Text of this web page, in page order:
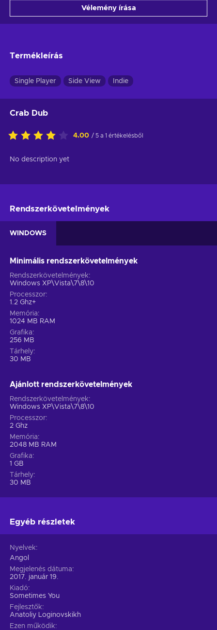
Vélemény írása
Termékleírás
Single Player Side View Indie
Crab Dub
4.00 / 5 a 1 értékelésből
No description yet
Rendszerkövetelmények
WINDOWS
Minimális rendszerkövetelmények
Rendszerkövetelmények
Windows XP\Vista\7\8\10
Processzor
1.2 Ghz+
Memória
1024 MB RAM
Grafika
256 MB
Tárhely
30 MB
Ajánlott rendszerkövetelmények
Rendszerkövetelmények
Windows XP\Vista\7\8\10
Processzor
2 Ghz
Memória
2048 MB RAM
Grafika
1 GB
Tárhely
30 MB
Egyéb részletek
Nyelvek
Angol
Megjelenés dátuma
2017. január 19.
Kiadó
Sometimes You
Fejlesztők
Anatoliy Loginovskikh
Ezen működik